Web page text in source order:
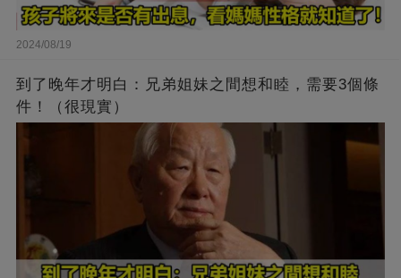
2024/08/19
到了晚年才明白：兄弟姐妹之間想和睦，需要3個條
件！（很現實）